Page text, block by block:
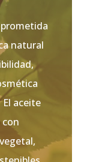
natural
aceite
con